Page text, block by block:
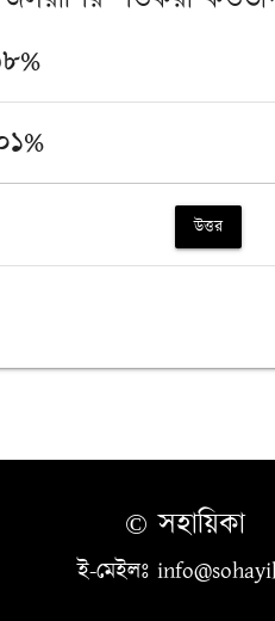
উত্তর
© সহায়িকা
ই-মেইলঃ